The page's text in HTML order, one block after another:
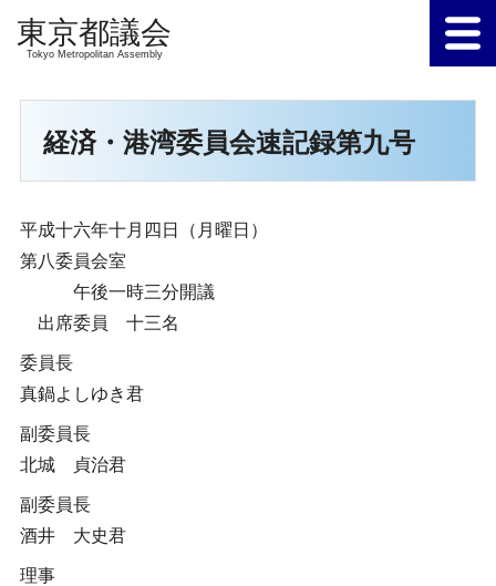
Tokyo Metropolitan Assembly
経済・港湾委員会速記録第九号
平成十六年十月四日（月曜日）
第八委員会室
午後一時三分開議
出席委員 十三名
委員長
真鍋よしゆき君
副委員長
北城 貞治君
副委員長
酒井 大史君
理事